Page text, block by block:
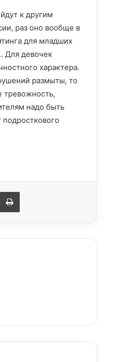
к другим
раз оно вообще в
для младших
Для девочек
характера.
размыты, то
тревожность,
надо быть
электронную почту Печатать